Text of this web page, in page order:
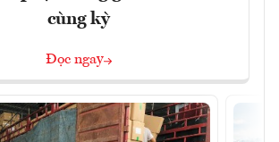
cùng kỳ
Đọc ngay